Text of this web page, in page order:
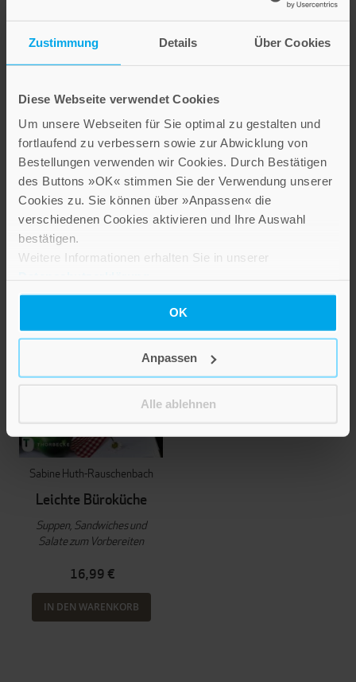
Zustimmung Details Über Cookies
Diese Webseite verwendet Cookies
Um unsere Webseiten für Sie optimal zu gestalten und
fortlaufend zu verbessern sowie zur Abwicklung von
Bestellungen verwenden wir Cookies. Durch Bestätigen
des Buttons »OK« stimmen Sie der Verwendung unserer
Cookies zu. Sie können über »Anpassen« die
verschiedenen Cookies aktivieren und Ihre Auswahl
bestätigen.
Weitere Informationen erhalten Sie in unserer
OK
Anpassen
Alle ablehnen
Lucia Baumgärtner
Aus Liebe zum gesunden
Naschen
12,99 €
IN DEN WARENKORB
Jordan Bourke
schlemmen ohne
Weizen, Zucker und
Milch
19,99 €
Sabine Huth-Rauschenbach
Leichte Büroküche
Suppen, Sandwiches und
Salate zum Vorbereiten
16,99 €
IN DEN WARENKORB